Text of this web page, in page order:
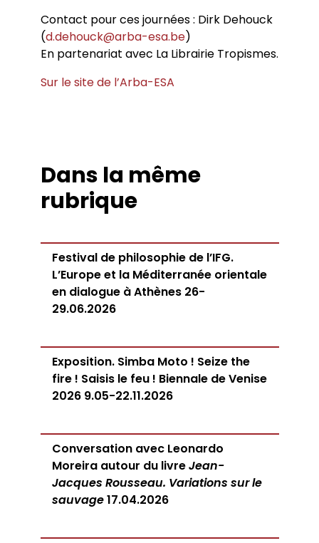
Contact pour ces journées : Dirk Dehouck
(d.dehouck@arba-esa.be)
En partenariat avec La Librairie Tropismes.
Sur le site de l’Arba-ESA
Dans la même
rubrique
Festival de philosophie de l’IFG.
L’Europe et la Méditerranée orientale
en dialogue à Athènes 26-
29.06.2026
Exposition. Simba Moto ! Seize the
fire ! Saisis le feu ! Biennale de Venise
2026 9.05-22.11.2026
Conversation avec Leonardo
Moreira autour du livreJean-
Jacques Rousseau. Variations sur le
sauvage17.04.2026